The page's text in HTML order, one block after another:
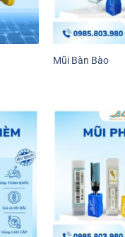
Mũi Bàn Bào